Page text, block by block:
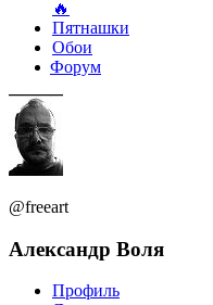
🔥
Пятнашки
Обои
Форум
@freeart
Александр Воля
Профиль